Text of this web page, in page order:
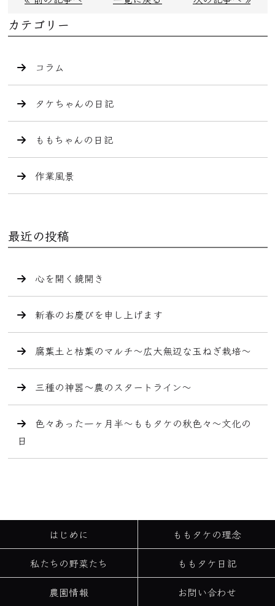
カテゴリー
コラム
タケちゃんの日記
ももちゃんの日記
作業風景
最近の投稿
心を開く鏡開き
新春のお慶びを申し上げます
腐葉土と枯葉のマルチ〜広大無辺な玉ねぎ栽培〜
三種の神器〜農のスタートライン〜
色々あった一ヶ月半〜ももタケの秋色々〜文化の
日
はじめに
ももタケの理念
私たちの野菜たち
ももタケ日記
農園情報
お問い合わせ